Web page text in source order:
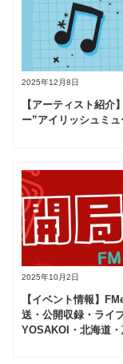
2025年12月8日
【アーティスト紹
ー”アイリッシュミ
2025年10月2日
【イベント情報】
送・公開収録・ライ
YOSAKOI・北海道